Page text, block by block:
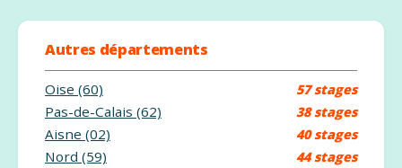
Autres départements
Oise (60) 57 stages
Pas-de-Calais (62) 38 stages
Aisne (02) 40 stages
Nord (59) 44 stages